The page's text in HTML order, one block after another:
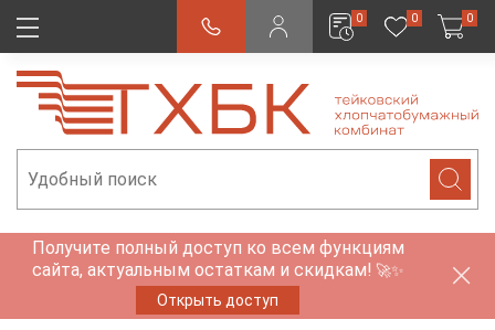
0 0 0
Получите полный доступ ко всем функциям
сайта, актуальным остаткам и скидкам! 🚀✨
Открыть доступ